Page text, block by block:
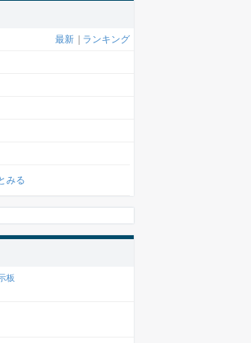
最新 ランキング
みる
板